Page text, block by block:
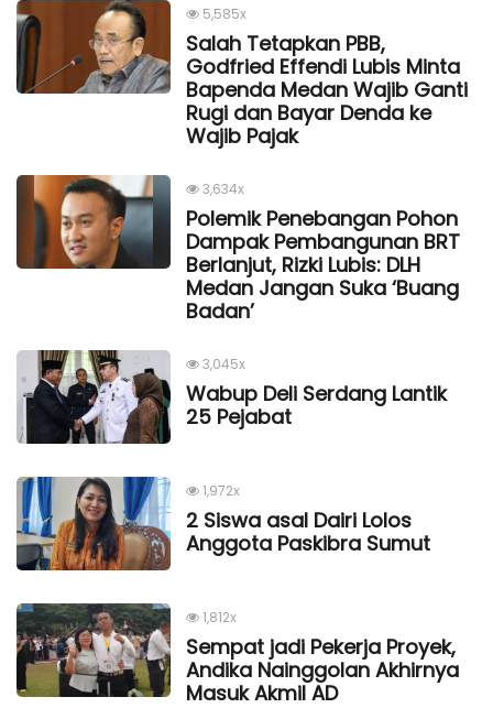
5,585x
Salah Tetapkan PBB,
Godfried Effendi Lubis Minta
Bapenda Medan Wajib Ganti
Rugi dan Bayar Denda ke
Wajib Pajak
3,634x
Polemik Penebangan Pohon
Dampak Pembangunan BRT
Berlanjut, Rizki Lubis: DLH
Medan Jangan Suka ‘Buang
Badan’
3,045x
Wabup Deli Serdang Lantik
25 Pejabat
1,972x
2 Siswa asal Dairi Lolos
Anggota Paskibra Sumut
1,812x
Sempat jadi Pekerja Proyek,
Andika Nainggolan Akhirnya
Masuk Akmil AD